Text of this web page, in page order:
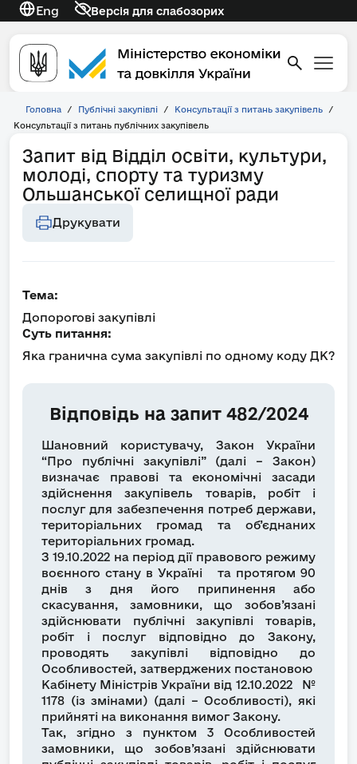
Eng Версія для слабозорих
Головна / Публічні закупівлі / Консультації з питань закупівель
/
Консультації з питань публічних закупівель
Запит від Відділ освіти, культури,
молоді, спорту та туризму
Ольшанської селищної ради
Друкувати
Тема:
Допорогові закупівлі
Суть питання:
Яка гранична сума закупівлі по одному коду ДК?
Відповідь на запит 482/2024
Шановний користувачу, Закон України
“Про публічні закупівлі” (далі – Закон)
визначає правові та економічні засади
здійснення закупівель товарів, робіт і
послуг для забезпечення потреб держави,
територіальних громад та об’єднаних
територіальних громад.
З 19.10.2022 на період дії правового режиму
воєнного стану в Україні та протягом 90
днів з дня його припинення або
скасування, замовники, що зобов’язані
здійснювати публічні закупівлі товарів,
робіт і послуг відповідно до Закону,
проводять закупівлі відповідно до
Особливостей, затверджених постановою
Кабінету Міністрів України від 12.10.2022 №
1178 (із змінами) (далі – Особливості), які
прийняті на виконання вимог Закону.
Так, згідно з пунктом 3 Особливостей
замовники, що зобов’язані здійснювати